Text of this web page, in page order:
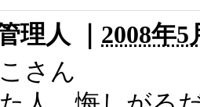
理人 ｜ 2008年5
さん